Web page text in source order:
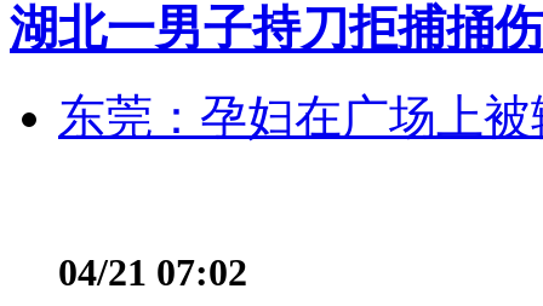
湖北一男子持刀拒捕捅
东莞：孕妇在广场上
04/21 07:02